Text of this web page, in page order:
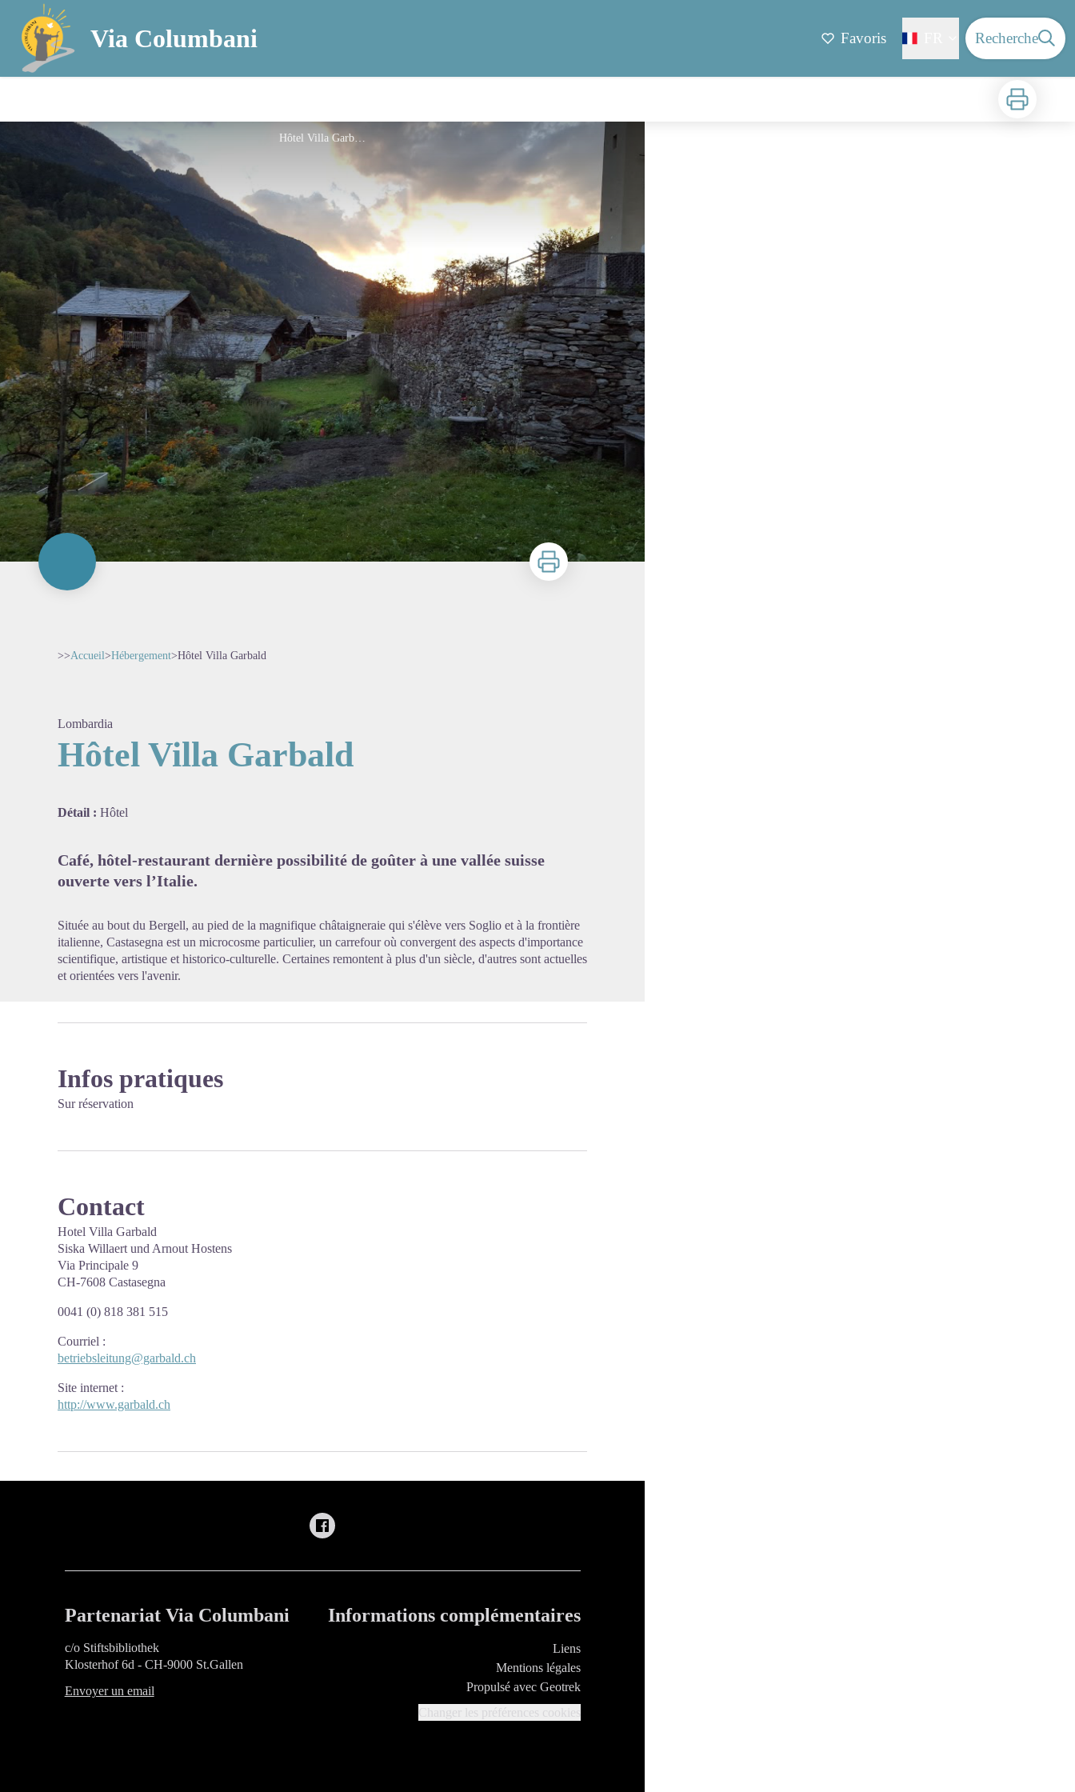
Via Columbani Favoris Recherche
Imprimer
Hôtel Villa Garbald
Imprimer
>>Accueil>Hébergement>Hôtel Villa Garbald
Lombardia
Hôtel Villa Garbald
Détail : Hôtel
Café, hôtel-restaurant dernière possibilité de goûter à une vallée suisse
ouverte vers l’Italie.
Située au bout du Bergell, au pied de la magnifique châtaigneraie qui s'élève vers Soglio et à la frontière
italienne, Castasegna est un microcosme particulier, un carrefour où convergent des aspects d'importance
scientifique, artistique et historico-culturelle. Certaines remontent à plus d'un siècle, d'autres sont actuelles
et orientées vers l'avenir.
Infos pratiques
Sur réservation
Contact
Hotel Villa Garbald
Siska Willaert und Arnout Hostens
Via Principale 9
CH-7608 Castasegna
0041 (0) 818 381 515
Courriel :
betriebsleitung@garbald.ch
Site internet :
http://www.garbald.ch
Partenariat Via Columbani
c/o Stiftsbibliothek
Klosterhof 6d - CH-9000 St.Gallen
Envoyer un email
Informations complémentaires
Liens
Mentions légales
Propulsé avec Geotrek
Changer les préférences cookies